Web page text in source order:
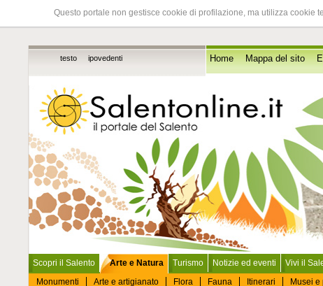
Questo portale non gestisce cookie di profilazione, ma utilizza
testo ipovedenti Home Mappa del sito
Scopri il Salento
Arte e Natura
Monumenti
Arte e artigianato Flora Fauna Itinerari Musei e
Turismo Notizie ed eventi Vivi il